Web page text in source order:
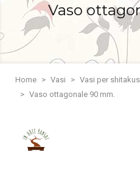
Vaso
Home Vasi
Vasi per
Vaso ottagonale 90 mm.